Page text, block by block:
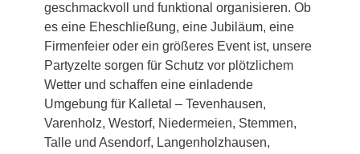
geschmackvoll und funktional organisieren. Ob
es eine Eheschließung, eine Jubiläum, eine
Firmenfeier oder ein größeres Event ist, unsere
Partyzelte sorgen für Schutz vor plötzlichem
Wetter und schaffen eine einladende
Umgebung für Kalletal – Tevenhausen,
Varenholz, Westorf, Niedermeien, Stemmen,
Talle und Asendorf, Langenholzhausen,